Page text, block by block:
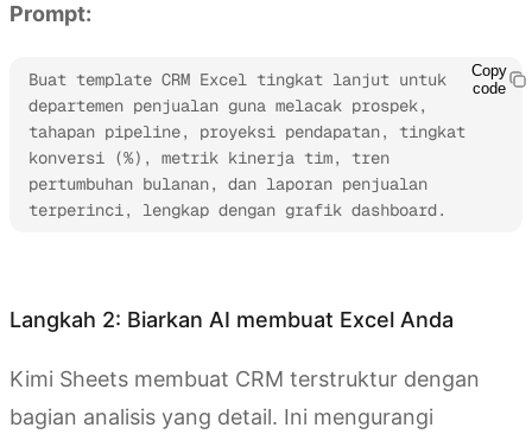
Prompt:
Buat template CRM Excel tingkat lanjut untuk
departemen penjualan guna melacak prospek,
tahapan pipeline, proyeksi pendapatan, tingkat
konversi (%), metrik kinerja tim, tren
pertumbuhan bulanan, dan laporan penjualan
terperinci, lengkap dengan grafik dashboard.
Copy
code
Langkah 2: Biarkan AI membuat Excel Anda
Kimi Sheets membuat CRM terstruktur dengan
bagian analisis yang detail. Ini mengurangi